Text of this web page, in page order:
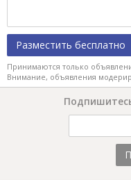
Разместить бесплатно
Принимаются только
Внимание, объявления